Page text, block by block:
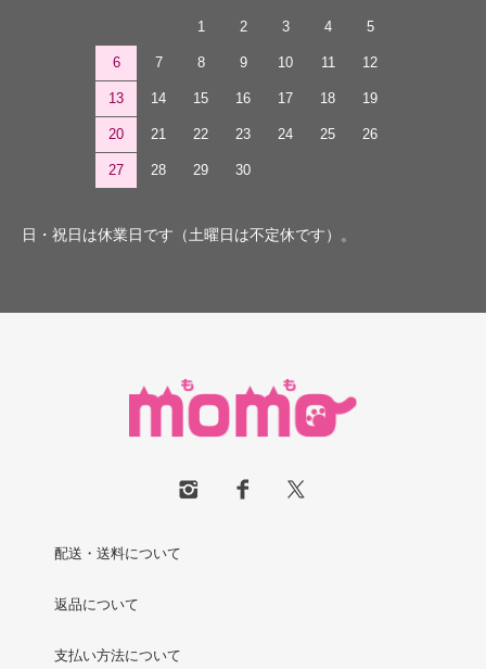
1 2 3 4 5
6 7 8 9 10 11 12
13 14 15 16 17 18 19
20 21 22 23 24 25 26
27 28 29 30
日・祝日は休業日です（土曜日は不定休です）。
配送・送料について
返品について
支払い方法について